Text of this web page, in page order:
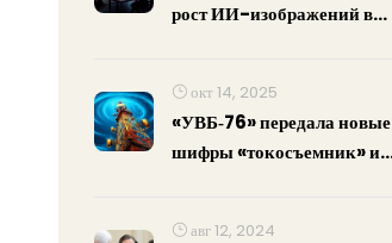
рост ИИ-изображений в
окт 14, 2025
«УВБ‑76» передала новые
шифры «токосъемник» и
авг 12, 2024